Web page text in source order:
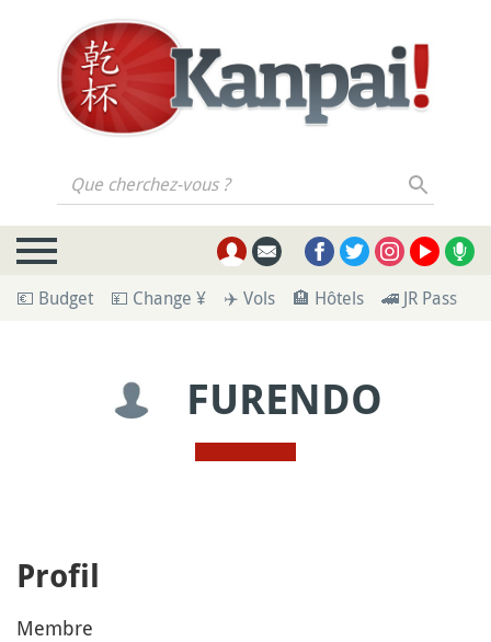
Que cherchez-vous ?
💶 Budget 💴 Change ¥ ✈️ Vols 🏨 Hôtels 🚄 JR Pass
FURENDO
Profil
Membre